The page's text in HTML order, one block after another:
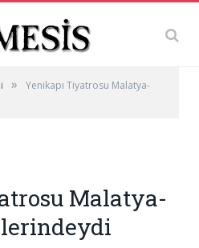
»
Yenikapı Tiyatrosu Malatya-
Malatya-